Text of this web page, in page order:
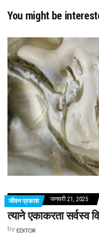
You might be
जीवन प्रकाश जनवरी 21, 2025
त्याने एकाकरता सर्वस्व
by EDITOR